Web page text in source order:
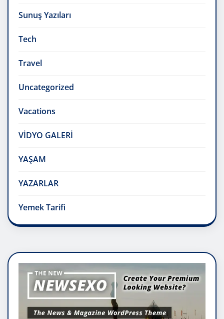
Sunuş Yazıları
Tech
Travel
Uncategorized
Vacations
VİDYO GALERİ
YAŞAM
YAZARLAR
Yemek Tarifi